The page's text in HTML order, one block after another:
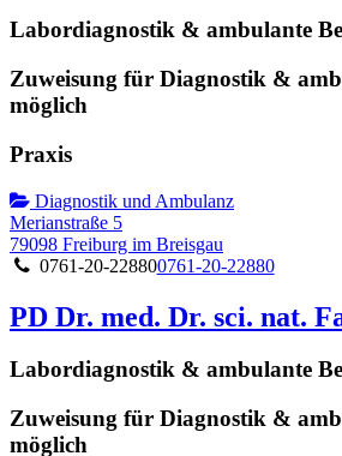
Labordiagnostik & ambulante
Zuweisung für Diagnostik &
möglich
Praxis
Diagnostik und Ambulanz
Merianstraße 5
79098 Freiburg im Breisgau
0761-20-228800761-20-22880
PD Dr. med. Dr. sci. nat.
Labordiagnostik & ambulante
Zuweisung für Diagnostik &
möglich